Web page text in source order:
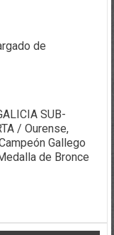
de
SUB-
/ Ourense,
Gallego
de Bronce